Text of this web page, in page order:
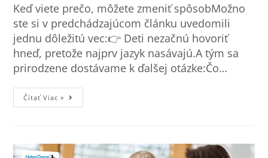
Keď viete prečo, môžete zmeniť spôsobMožno
ste si v predchádzajúcom článku uvedomili
jednu dôležitú vec:👉 Deti nezačnú hovoriť
hneď, pretože najprv jazyk nasávajú.A tým sa
prirodzene dostávame k ďalšej otázke:Čo…
Čítať Viac »